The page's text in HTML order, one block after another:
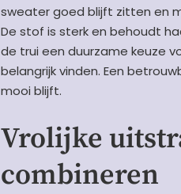
sweater goed blijft zitten en
De stof is sterk en behoudt
de trui een duurzame keuze
belangrijk vinden. Een
mooi blijft.
Vrolijke
combineren